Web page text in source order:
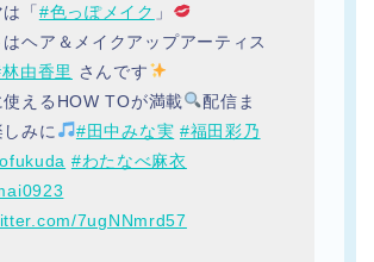
「 #色っぽメイク 」
ヘア＆メイクアップアーティス
由香里
さんです
使えるHOW TOが満載
配信ま
みに
#田中みな実 #福田彩乃
#わたなべ麻衣
7ugNNmrd57